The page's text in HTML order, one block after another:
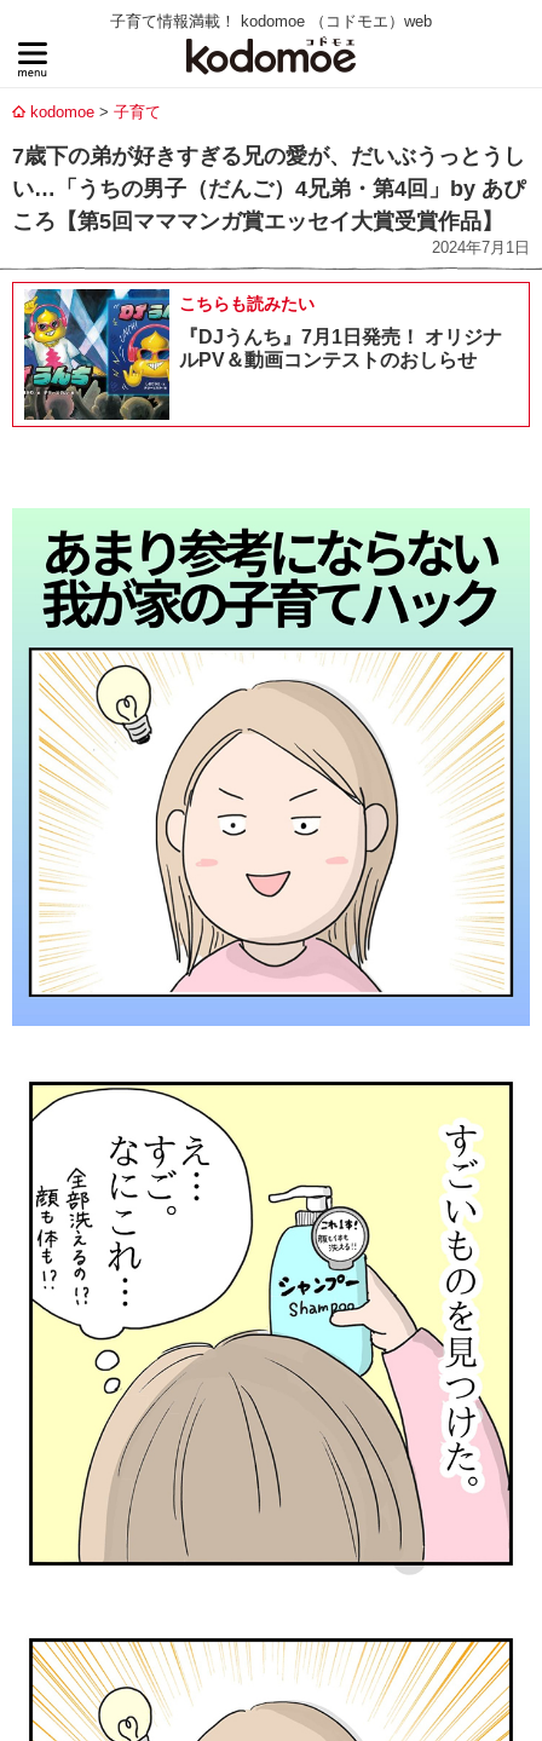
子育て情報満載！ kodomoe （コドモエ）web
kodomoe 子育て
7歳下の弟が好きすぎる兄の愛が、だいぶうっとうし
い…「うちの男子（だんご）4兄弟・第4回」by あぴ
ころ【第5回マママンガ賞エッセイ大賞受賞作品】
2024年7月1日
こちらも読みたい
『DJうんち』7月1日発売！ オリジナ
ルPV＆動画コンテストのおしらせ